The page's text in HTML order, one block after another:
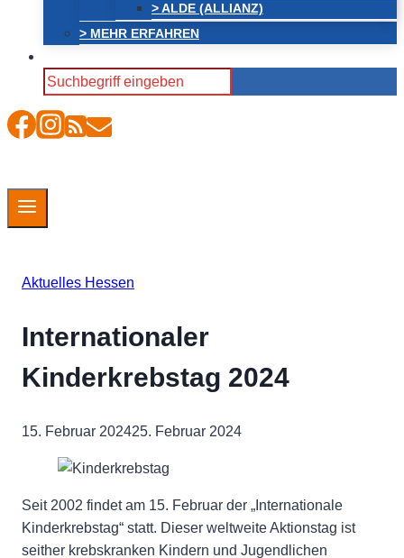
> ALDE (ALLIANZ)
> MEHR ERFAHREN
Search
for:
Aktuelles Hessen
Internationaler
Kinderkrebstag 2024
15. Februar 202425. Februar 2024
Seit 2002 findet am 15. Februar der „Internationale
Kinderkrebstag“ statt. Dieser weltweite Aktionstag ist
seither krebskranken Kindern und Jugendlichen